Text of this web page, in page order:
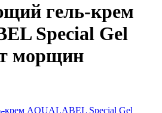
гель-крем
Special Gel
морщин